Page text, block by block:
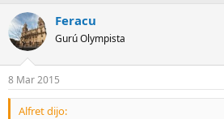
Feracu
Gurú Olympista
8 Mar 2015
Alfret dijo: